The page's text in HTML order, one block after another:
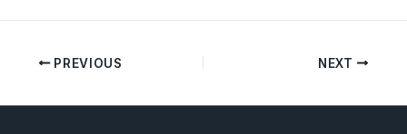
PREVIOUS NEXT